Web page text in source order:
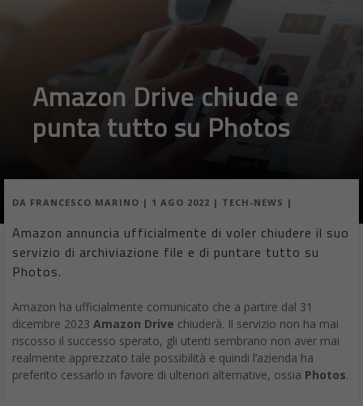
Amazon Drive chiude e
punta tutto su Photos
DA FRANCESCO MARINO | 1 AGO 2022 | TECH-NEWS |
Amazon annuncia ufficialmente di voler chiudere il suo
servizio di archiviazione file e di puntare tutto su
Photos.
Amazon ha ufficialmente comunicato che a partire dal 31
dicembre 2023 Amazon Drive chiuderà. Il servizio non ha mai
riscosso il successo sperato, gli utenti sembrano non aver mai
realmente apprezzato tale possibilità e quindi l’azienda ha
preferito cessarlo in favore di ulteriori alternative, ossia Photos.